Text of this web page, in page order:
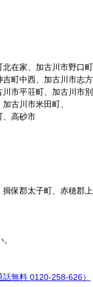
在家、加古川市野口町
町中西、加古川市志方
市平荘町、加古川市別
古川市米田町、
、高砂市
保郡太子町、赤穂郡上